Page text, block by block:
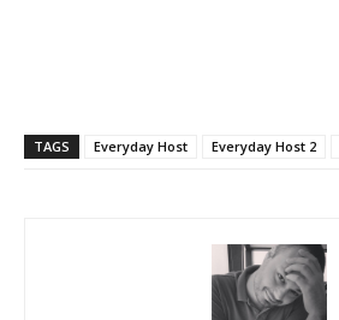
TAGS Everyday Host Everyday Host 2